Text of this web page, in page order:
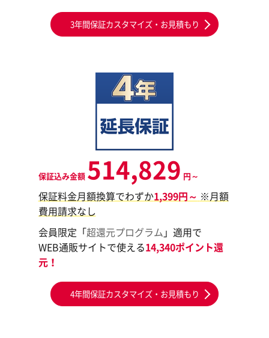
3年間保証カスタマイズ・お見積もり
保証込み金額 514,829 円～
保証料金月額換算でわずか1,399円～ ※月額
費用請求なし
会員限定「超還元プログラム 」適用で
WEB通販サイトで使える14,340ポイント還
元！
4年間保証カスタマイズ・お見積もり